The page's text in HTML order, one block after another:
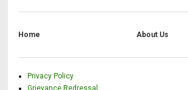
Home About Us
Privacy Policy
Grievance Redressal